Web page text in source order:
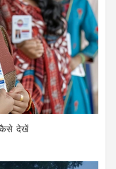
कैसे देखें